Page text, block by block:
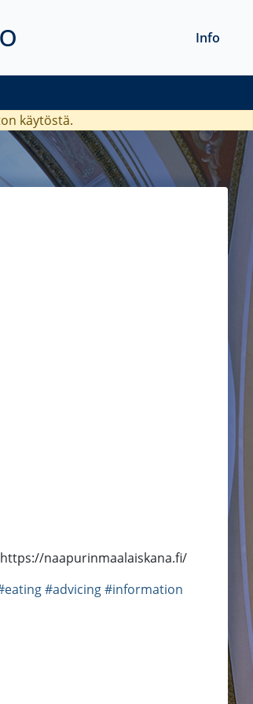
Info
käytöstä.
https://naapurinmaalaiskana.fi/
#advicing#information